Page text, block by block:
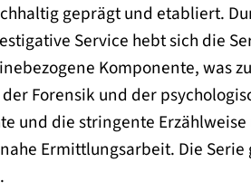
geprägt und etabliert.
Service hebt sich die
Komponente, was
Forensik und der
und die stringente
Ermittlungsarbeit. Die